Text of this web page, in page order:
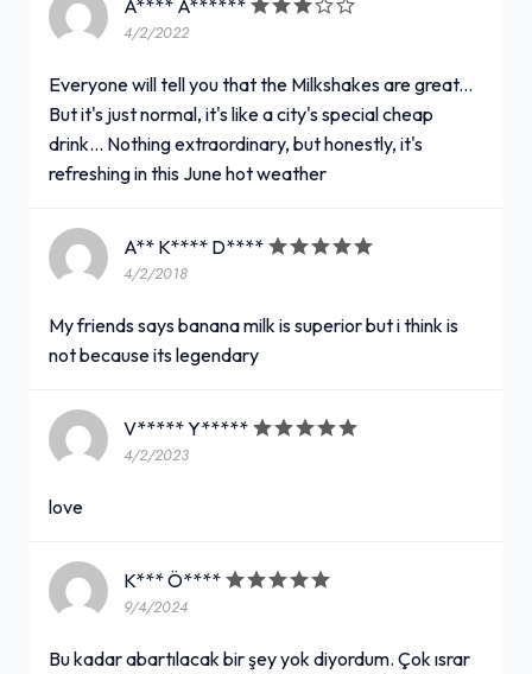
A**** A******
4/2/2022
Everyone will tell you that the Milkshakes are great...
But it's just normal, it's like a city's special cheap
drink... Nothing extraordinary, but honestly, it's
refreshing in this June hot weather
A** K**** D****
4/2/2018
My friends says banana milk is superior but i think is
not because its legendary
V***** Y*****
4/2/2023
love
K*** Ö****
9/4/2024
Bu kadar abartılacak bir şey yok diyordum. Çok ısrar